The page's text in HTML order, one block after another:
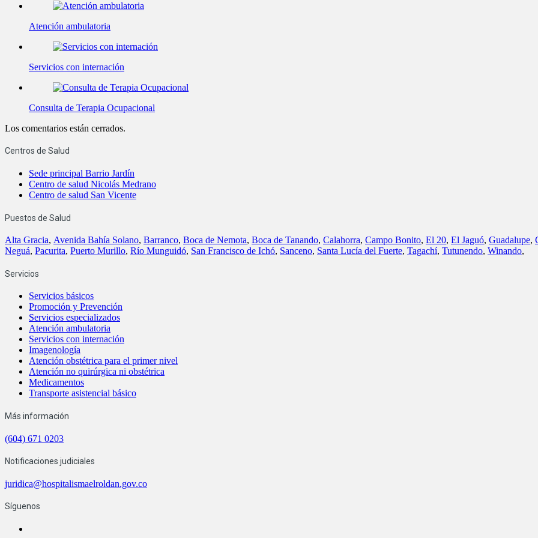
Atención ambulatoria
Servicios con internación
Consulta de Terapia Ocupacional
Los comentarios están cerrados.
Centros de Salud
Sede principal Barrio Jardín
Centro de salud Nicolás Medrano
Centro de salud San Vicente
Puestos de Salud
Alta Gracia, Avenida Bahía Solano, Barranco, Boca de Nemota, Boca de Tanando, Calahorra, Campo Bonito, El 20, El Jaguó, Guadalupe,
Neguá, Pacurita, Puerto Murillo, Río Munguidó, San Francisco de Ichó, Sanceno, Santa Lucía del Fuerte, Tagachí, Tutunendo, Winando,
Servicios
Servicios básicos
Promoción y Prevención
Servicios especializados
Atención ambulatoria
Servicios con internación
Imagenología
Atención obstétrica para el primer nivel
Atención no quirúrgica ni obstétrica
Medicamentos
Transporte asistencial básico
Más información
(604) 671 0203
Notificaciones judiciales
juridica@hospitalismaelroldan.gov.co
Síguenos